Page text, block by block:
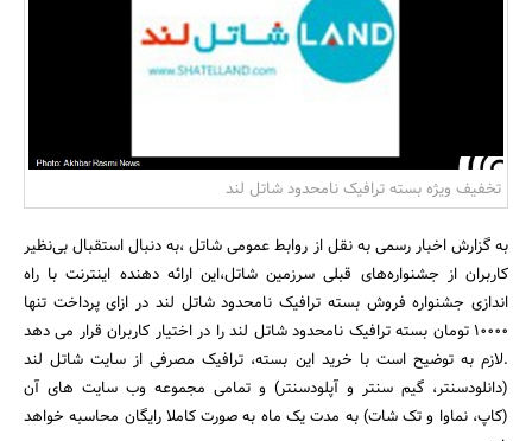
بانک، بیمه و سرمایه
تخفیف ویژه بسته ترافیک نامحدود شاتل لند
به گزارش اخبار رسمی به نقل از روابط عمومی شاتل ،به دنبال استقبال بی‌نظیر
کاربران از جشنواره‌های قبلی سرزمین شاتل،این ارائه دهنده اینترنت با راه
اندازی جشنواره فروش بسته ترافیک نامحدود شاتل لند در ازای پرداخت تنها
10000 تومان بسته ترافیک نامحدود شاتل لند را در اختیار کاربران قرار می دهد
.لازم به توضیح است با خرید این بسته، ترافیک مصرفی از سایت شاتل لند
(دانلودسنتر، گیم سنتر و آپلودسنتر) و تمامی مجموعه وب سایت های آن
(کاپ، نماوا و تک شات) به مدت یک ماه به صورت کاملا رایگان محاسبه خواهد